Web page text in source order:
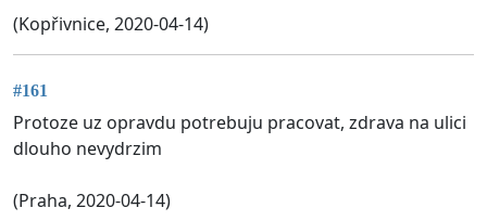
(Kopřivnice, 2020-04-14)
#161
Protoze uz opravdu potrebuju pracovat, zdrava na ulici
dlouho nevydrzim
(Praha, 2020-04-14)